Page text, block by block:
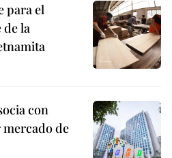
para el
la
con
de